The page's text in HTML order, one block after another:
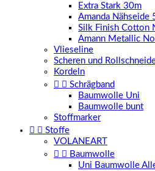
Extra Stark 30m
Amanda Nähseide
Silk Finish Cotton
Amann Metallic
Vlieseline
Scheren und
Kordeln
  Schrägband
Baumwolle Uni
Baumwolle bunt
Stoffmarker
  Stoffe
VOLANEART
  Baumwolle
Uni Baumwolle